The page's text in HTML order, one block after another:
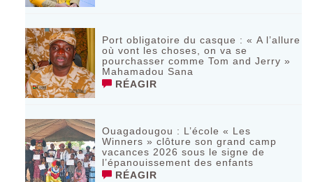
Port obligatoire du casque : « A l’allure
où vont les choses, on va se
pourchasser comme Tom and Jerry »
Mahamadou Sana
RÉAGIR
Ouagadougou : L’école « Les
Winners » clôture son grand camp
vacances 2026 sous le signe de
l’épanouissement des enfants
RÉAGIR